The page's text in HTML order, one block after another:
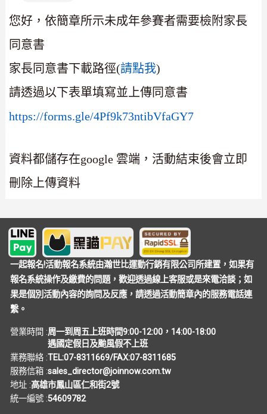
您好，依簡章所示未成年參賽者需要檢附家長
同意書
家長同意書下載路徑(請點我)
請透過以下表單填寫並上傳同意書
https://forms.gle/4Pf9k73ntibVfaGY7
資料都儲存在google 雲端，活動結束後會立即
刪除上傳資料
一起報名!活動報名系統由瀚世比運動行銷有限公司所建置，如果有
報名系統操作及繳費的問題，歡迎透過線上客服或是來電洽談；如
果是個別活動內容的詢問及反應，請透過活動簡章內的服務電話連
繫。
營業時間 :周一到周五上班時間9:00-12:00，14:00-18:00
遇國定假日及颱風假不上班
業務聯絡 :TEL:07-8311669/FAX:07-8311685
服務信箱 :sales_director@joinnow.com.tw
地址 :高雄市鳳山區仁和街2號
統一編號 :54609782